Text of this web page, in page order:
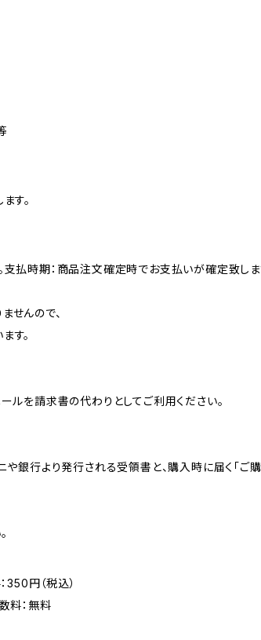
す。
払時期：商品注文確定時でお支払いが確定致しま
せんので、
す。
ルを請求書の代わりとしてご利用ください。
や銀行より発行される受領書と、購入時に届く「ご
円（税込）
料：無料